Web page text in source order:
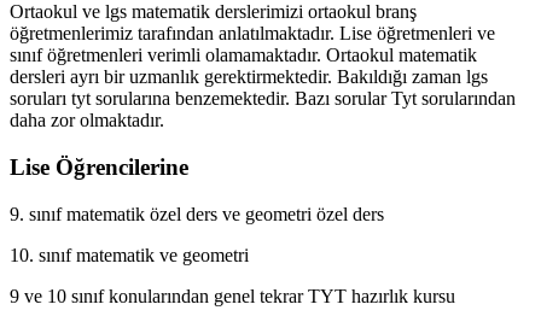
Ortaokul ve lgs matematik derslerimizi ortaokul branş
öğretmenlerimiz tarafından anlatılmaktadır. Lise öğretmenleri ve
sınıf öğretmenleri verimli olamamaktadır. Ortaokul matematik
dersleri ayrı bir uzmanlık gerektirmektedir. Bakıldığı zaman lgs
soruları tyt sorularına benzemektedir. Bazı sorular Tyt sorularından
daha zor olmaktadır.
Lise Öğrencilerine
9. sınıf matematik özel ders ve geometri özel ders
10. sınıf matematik ve geometri
9 ve 10 sınıf konularından genel tekrar TYT hazırlık kursu